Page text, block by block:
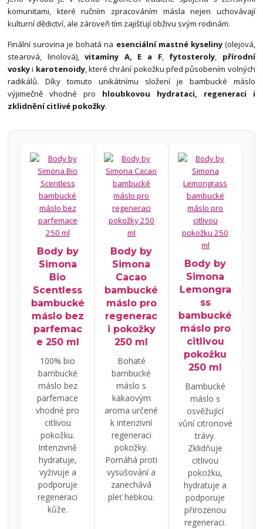
komunitami, které ručním zpracováním másla nejen uchovávají
kulturní dědictví, ale zároveň tím zajišťují obživu svým rodinám.
Finální surovina je bohatá na esenciální mastné kyseliny(olejová,
stearová, linolová),vitamíny A, E a F, fytosteroly, přírodní
voskyi karotenoidy, které chrání pokožku před působením volných
radikálů. Díky tomuto unikátnímu složení je bambucké máslo
výjimečně vhodné pro hloubkovou hydrataci, regeneraci i
zklidnění citlivé pokožky.
Body by
Simona
Bio
Scentless
bambucké
máslo bez
parfemac
e 250 ml
100% bio
bambucké
máslo bez
parfemace
vhodné pro
citlivou
pokožku.
Intenzivně
hydratuje,
vyživuje a
podporuje
regeneraci
kůže.
Body by
Simona
Cacao
bambucké
máslo pro
regenerac
i pokožky
250 ml
Bohaté
bambucké
máslo s
kakaovým
aroma určené
k intenzivní
regeneraci
pokožky.
Pomáhá proti
vysušování a
zanechává
pleť hebkou.
Body by
Simona
Lemongra
ss
bambucké
máslo pro
citlivou
pokožku
250 ml
Bambucké
máslo s
osvěžující
vůní citronové
trávy.
Zklidňuje
citlivou
pokožku,
hydratuje a
podporuje
přirozenou
regeneraci.